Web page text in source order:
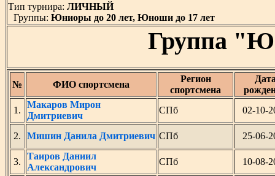
Тип турнира: ЛИЧНЫЙ
Группы: Юниоры до 20 лет, Юноши до 17 лет
Группа
№ ФИО спортсмена
Регион
спортсмена
1.
Макаров Мирон
Дмитриевич
СПб 02-10-
2. Мишин Данила Дмитриевич СПб 25-06-
3.
Таиров Даниил
Александрович
СПб 10-08-